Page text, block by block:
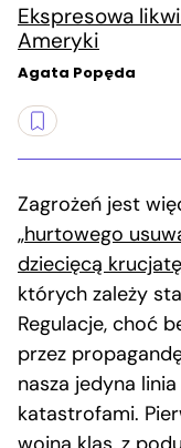
Ekspresowa
Ameryki
Agata Popęda
Zagrożeń jest
„hurtowego
dziecięcą krucjatę
których zależy
Regulacje, choć
przez
nasza jedyna
katastrofami.